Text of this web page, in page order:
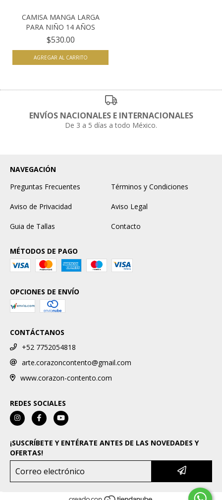
CAMISA MANGA LARGA
PARA NIÑO 14 AÑOS
$530.00
AGREGAR AL CARRITO
ENVÍOS NACIONALES E INTERNACIONALES
De 3 a 5 días a todo México.
NAVEGACIÓN
Preguntas Frecuentes
Términos y Condiciones
Aviso de Privacidad Aviso Legal
Guia de Tallas Contacto
MÉTODOS DE PAGO
OPCIONES DE ENVÍO
CONTÁCTANOS
+52 7752054818
arte.corazoncontento@gmail.com
www.corazon-contento.com
REDES SOCIALES
¡SUSCRÍBETE Y ENTÉRATE ANTES DE LAS NOVEDADES Y
OFERTAS!